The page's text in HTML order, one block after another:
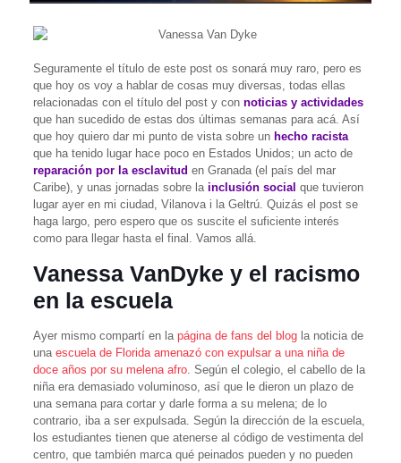
Seguramente el título de este post os sonará muy raro, pero es
que hoy os voy a hablar de cosas muy diversas, todas ellas
relacionadas con el título del post y con noticiasy actividades
que han sucedido de estas dos últimas semanas para acá. Así
que hoy quiero dar mi punto de vista sobre un hecho racista
que ha tenido lugar hace poco en Estados Unidos; un acto de
reparación por la esclavitud en Granada (el país del mar
Caribe), y unas jornadas sobre la inclusión social que tuvieron
lugar ayer en mi ciudad, Vilanova i la Geltrú. Quizás el post se
haga largo, pero espero que os suscite el suficiente interés
como para llegar hasta el final. Vamos allá.
Vanessa VanDyke y el racismo
en la escuela
Ayer mismo compartí en la página de fans del blogla noticia de
una escuela de Florida amenazó con expulsar a una niña de
doce años por su melena afro. Según el colegio, el cabello de la
niña era demasiado voluminoso, así que le dieron un plazo de
una semana para cortar y darle forma a su melena; de lo
contrario, iba a ser expulsada. Según la dirección de la escuela,
los estudiantes tienen que atenerse al código de vestimenta del
centro, que también marca qué peinados pueden y no pueden